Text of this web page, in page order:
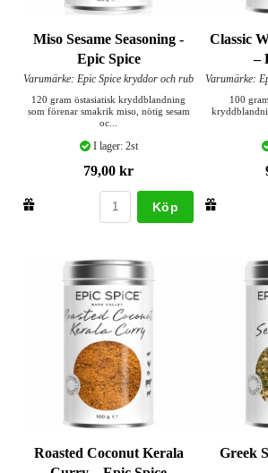
Miso Sesame Seasoning -
Epic Spice
Varumärke: Epic Spice kryddor och rub
120 gram östasiatisk kryddblandning
som förenar smakrik miso, nötig sesam
oc...
I lager: 2st
79,00 kr
Köp
Classic
–
Varumärke:
100
Roasted Coconut Kerala
Greek